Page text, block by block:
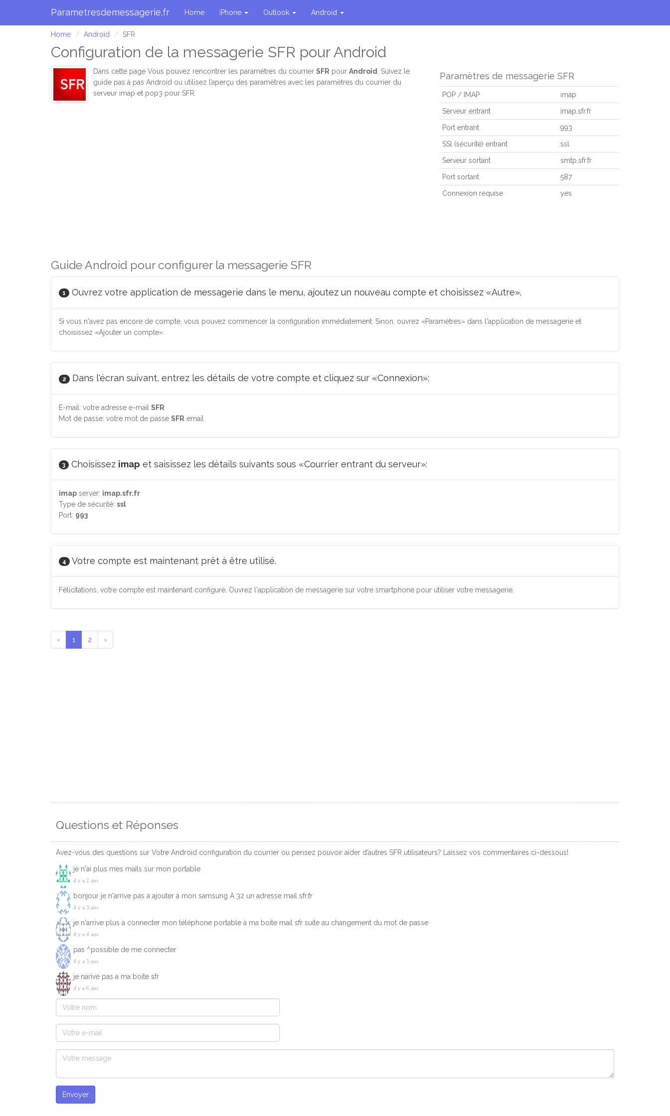
Parametresdemessagerie.fr Home iPhone Outlook Android
Home Android SFR
Configuration de la messagerie SFR pour Android
Dans cette page Vous pouvez rencontrer les paramètres du courrier SFR pour Android
. Suivez le
guide pas à pas Android ou utilisez l’aperçu des paramètres avec les paramètres du courrier du
serveur imap et pop3 pour SFR.
Paramètres de messagerie SFR
POP / IMAP imap
Serveur entrant imap.sfr.fr
Port entrant 993
SSl (sécurité) entrant ssl
Serveur sortant smtp.sfr.fr
Port sortant 587
Connexion requise yes
Guide Android pour configurer la messagerie SFR
1 Ouvrez votre application de messagerie dans le menu, ajoutez un nouveau compte et choisissez «Autre».
Si vous n'avez pas encore de compte, vous pouvez commencer la configuration immédiatement. Sinon, ouvrez «Paramètres» dans l'application de messagerie et
choisissez «Ajouter un compte».
2 Dans l'écran suivant, entrez les détails de votre compte et cliquez sur «Connexion»:
E-mail: votre adresse e-mail SFR
Mot de passe: votre mot de passe SFR email
3 Choisissez imap et saisissez les détails suivants sous «Courrier entrant du serveur»:
imap server: imap.sfr.fr
Type de sécurité: ssl
Port: 993
4 Votre compte est maintenant prêt à être utilisé.
Félicitations, votre compte est maintenant configuré. Ouvrez l'application de messagerie sur votre smartphone pour utiliser votre messagerie.
‹ 1 2 ›
Questions et Réponses
Avez-vous des questions sur Votre Android configuration du courrier ou pensez pouvoir aider d’autres SFR utilisateurs? Laissez vos commentaires ci-dessous!
je n'ai plus mes mails sur mon portable
il y a 2 ans
bonjour je n'arrive pas à ajouter à mon samsung A 32 un adresse mail sfr.fr
il y a 3 ans
je n'arrive plus à connecter mon téléphone portable à ma boite mail sfr suite au changement du mot de passe
il y a 4 ans
pas ^possible de me connecter
il y a 5 ans
je narive pas a ma boite sfr
il y a 6 ans
Envoyer